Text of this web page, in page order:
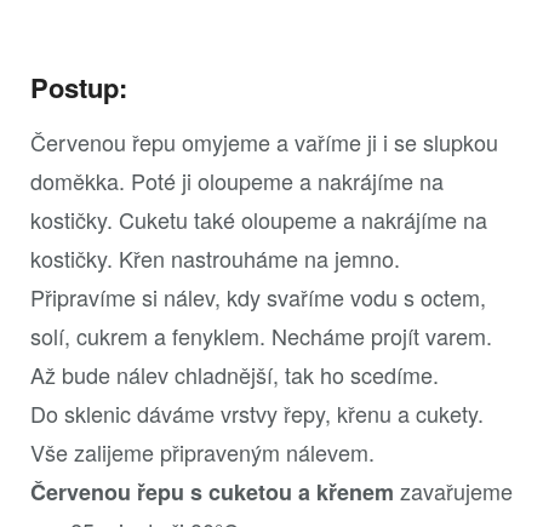
Postup:
Červenou řepu omyjeme a vaříme ji i se slupkou
doměkka. Poté ji oloupeme a nakrájíme na
kostičky. Cuketu také oloupeme a nakrájíme na
kostičky. Křen nastrouháme na jemno.
Připravíme si nálev, kdy svaříme vodu s octem,
solí, cukrem a fenyklem. Necháme projít varem.
Až bude nálev chladnější, tak ho scedíme.
Do sklenic dáváme vrstvy řepy, křenu a cukety.
Vše zalijeme připraveným nálevem.
Červenou řepu s cuketou a křenem zavařujeme